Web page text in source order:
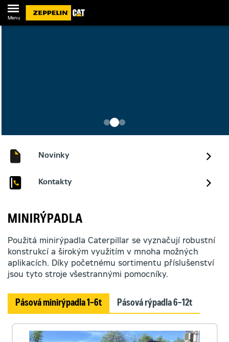
Menu
Novinky
Kontakty
MINIRÝPADLA
Použitá minirýpadla Caterpillar se vyznačují robustní
konstrukcí a širokým využitím v mnoha možných
aplikacích. Díky početnému sortimentu příslušenství
jsou tyto stroje všestrannými pomocníky.
Pásová minirýpadla 1–6t Pásová rýpadla 6–12t